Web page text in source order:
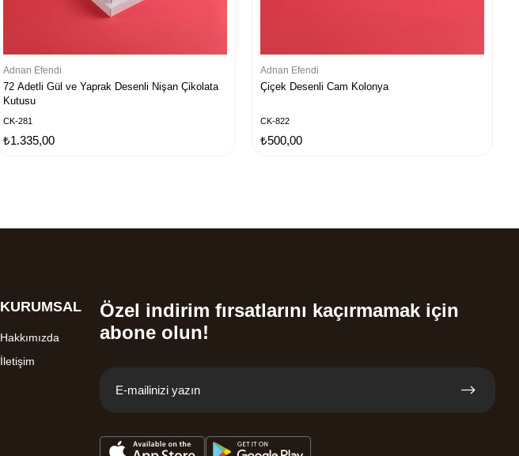
Adnan Efendi
72 Adetli Gül ve Yaprak Desenli Nişan Çikolata
Kutusu
CK-281
₺1.335,00
Adnan Efendi
Çiçek Desenli Cam Kolonya
CK-822
₺500,00
KURUMSAL
Hakkımızda
İletişim
Özel indirim fırsatlarını kaçırmamak için
abone olun!